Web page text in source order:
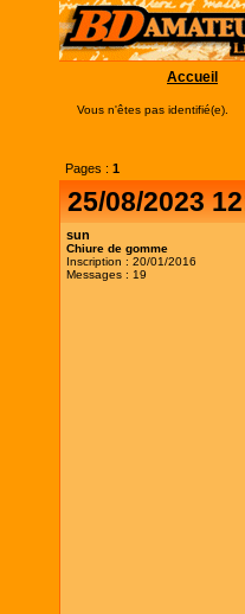
Accueil
Vous n'êtes pas identifié(e).
Pages : 1
25/08/2023
sun
Chiure de gomme
Inscription : 20/01/2016
Messages : 19